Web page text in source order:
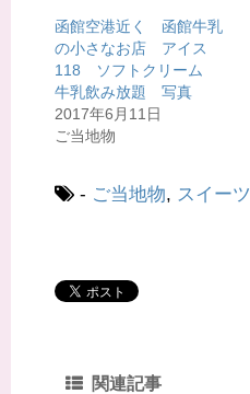
し
い
ウ
ィ
ン
ド
ウ
で
開
き
て
だ
い
新
ン
ド
函館空港近く 函館牛乳
の小さなお店 アイス
118 ソフトクリーム
牛乳飲み放題 写真
2017年6月11日
ご当地物
- ご当地物, スイーツ
関連記事